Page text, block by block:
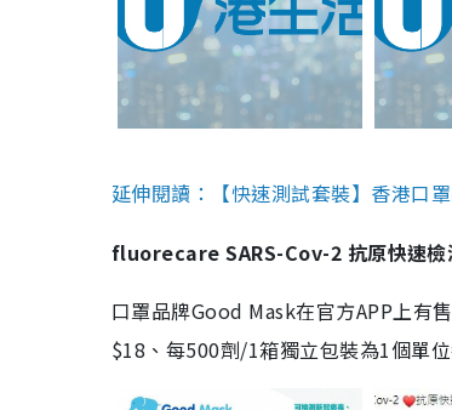
延伸閱讀：【快速測試套裝】香港口
fluorecare SARS-Cov-2 抗原快速檢
口罩品牌Good Mask在官方APP上有
$18、每500劑/1箱獨立包裝為1個單